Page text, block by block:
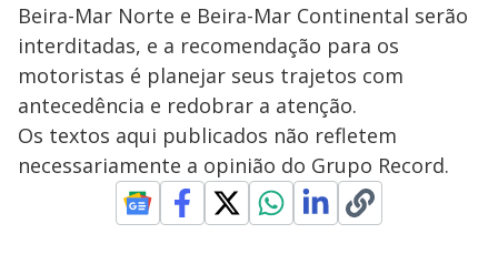
Beira-Mar Norte e Beira-Mar Continental serão
interditadas, e a recomendação para os
motoristas é planejar seus trajetos com
antecedência e redobrar a atenção.
Os textos aqui publicados não refletem
necessariamente a opinião do Grupo Record.